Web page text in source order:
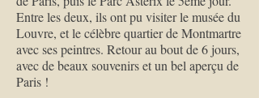
Entre les deux, ils ont pu visiter le musée du
Louvre, et le célèbre quartier de Montmartre
avec ses peintres. Retour au bout de 6 jours,
avec de beaux souvenirs et un bel aperçu de
Paris !